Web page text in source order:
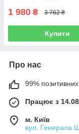
1 980 ₴ 3 762 ₴
Купити
Про нас
99% позитивних
Працює з
м. Київ
вул. Генерала